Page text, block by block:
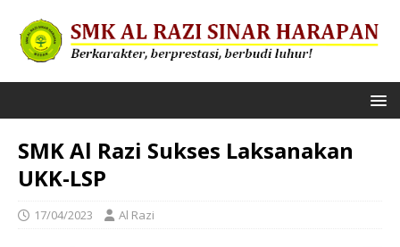
SMK Al Razi Sukses Laksanakan
UKK-LSP
17/04/2023 Al Razi